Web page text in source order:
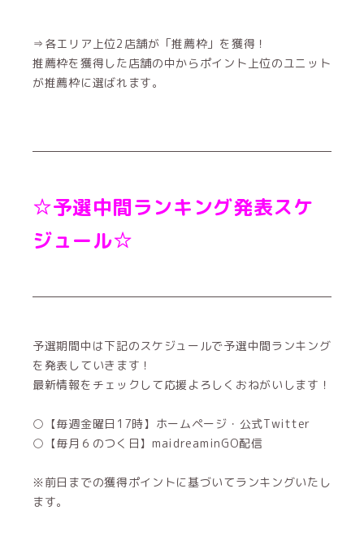
⇒各エリア上位2店舗が「推薦枠」を獲得！
推薦枠を獲得した店舗の中からポイント上位のユニット
が推薦枠に選ばれます。
☆予選中間ランキング発表スケ
ジュール☆
予選期間中は下記のスケジュールで予選中間ランキング
を発表していきます！
最新情報をチェックして応援よろしくおねがいします！
○【毎週金曜日17時】ホームページ・公式Twitter
○【毎月６のつく日】maidreaminGO配信
※前日までの獲得ポイントに基づいてランキングいたし
ます。